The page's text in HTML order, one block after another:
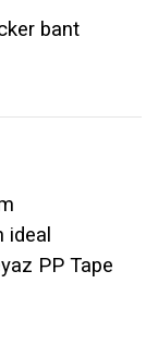
bant
ideal
PP Tape